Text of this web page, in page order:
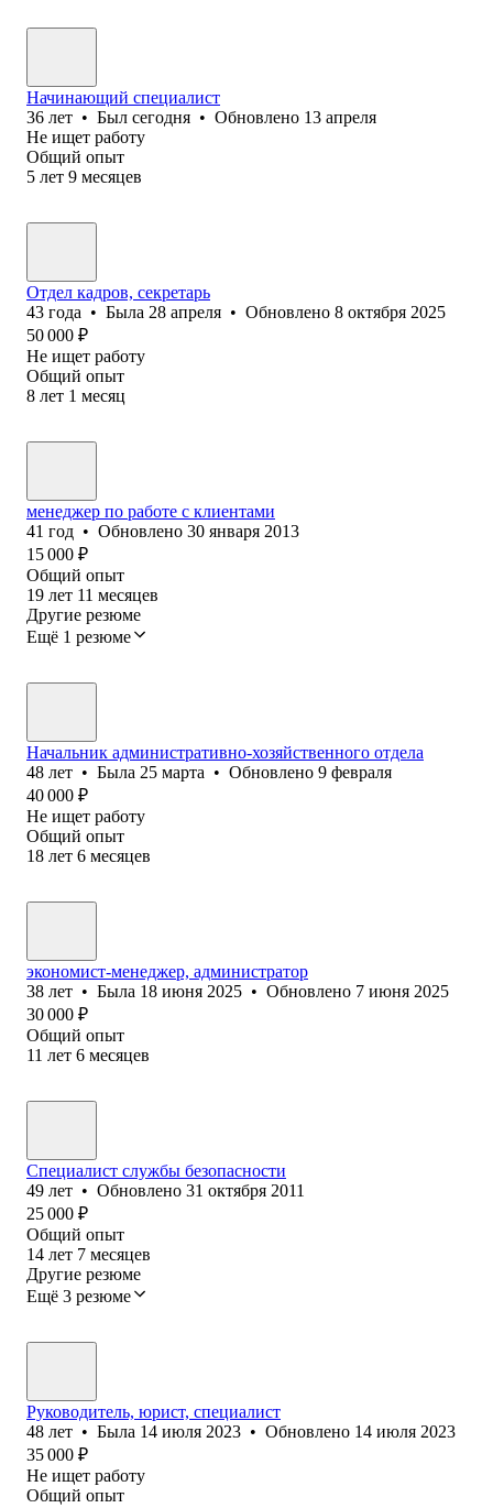
Начинающий специалист
36 лет • Был сегодня • Обновлено 13 апреля
Не ищет работу
Общий опыт
5 лет 9 месяцев
Отдел кадров, секретарь
43 года • Была 28 апреля • Обновлено 8 октября 2025
50 000 ₽
Не ищет работу
Общий опыт
8 лет 1 месяц
менеджер по работе с клиентами
41 год • Обновлено 30 января 2013
15 000 ₽
Общий опыт
19 лет 11 месяцев
Другие резюме
Ещё 1 резюме
Начальник административно-хозяйственного отдела
48 лет • Была 25 марта • Обновлено 9 февраля
40 000 ₽
Не ищет работу
Общий опыт
18 лет 6 месяцев
экономист-менеджер, администратор
38 лет • Была 18 июня 2025 • Обновлено 7 июня 2025
30 000 ₽
Общий опыт
11 лет 6 месяцев
Специалист службы безопасности
49 лет • Обновлено 31 октября 2011
25 000 ₽
Общий опыт
14 лет 7 месяцев
Другие резюме
Ещё 3 резюме
Руководитель, юрист, специалист
48 лет • Была 14 июля 2023 • Обновлено 14 июля 2023
35 000 ₽
Не ищет работу
Общий опыт